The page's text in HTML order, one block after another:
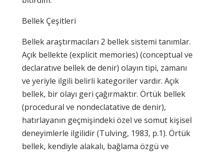
Bellek Çeşitleri
Bellek araştırmacıları 2 bellek sistemi tanımlar.
Açık bellekte (explicit memories) (conceptual ve
declaratıve bellek de denir) olayın tipi, zamanı
ve yeriyle ilgili belirli kategoriler vardır. Açık
bellek, bir olayı geri çağırmaktır. Örtük bellek
(procedural ve nondeclatative de denir),
hatırlayanın geçmişindeki özel ve somut kişisel
deneyimlerle ilgilidir (Tulving, 1983, p.1). Örtük
bellek, kendiyle alakalı, bağlama özgü ve